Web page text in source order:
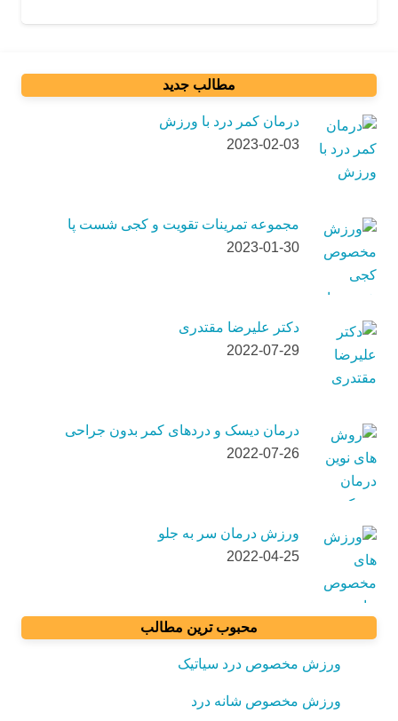
مطالب جدید
درمان کمر درد با ورزش
2023-02-03
مجموعه تمرینات تقویت و کجی شست پا
2023-01-30
دکتر علیرضا مقتدری
2022-07-29
درمان دیسک و دردهای کمر بدون جراحی
2022-07-26
ورزش درمان سر به جلو
2022-04-25
محبوب ترین مطالب
ورزش مخصوص درد سیاتیک
ورزش مخصوص شانه درد